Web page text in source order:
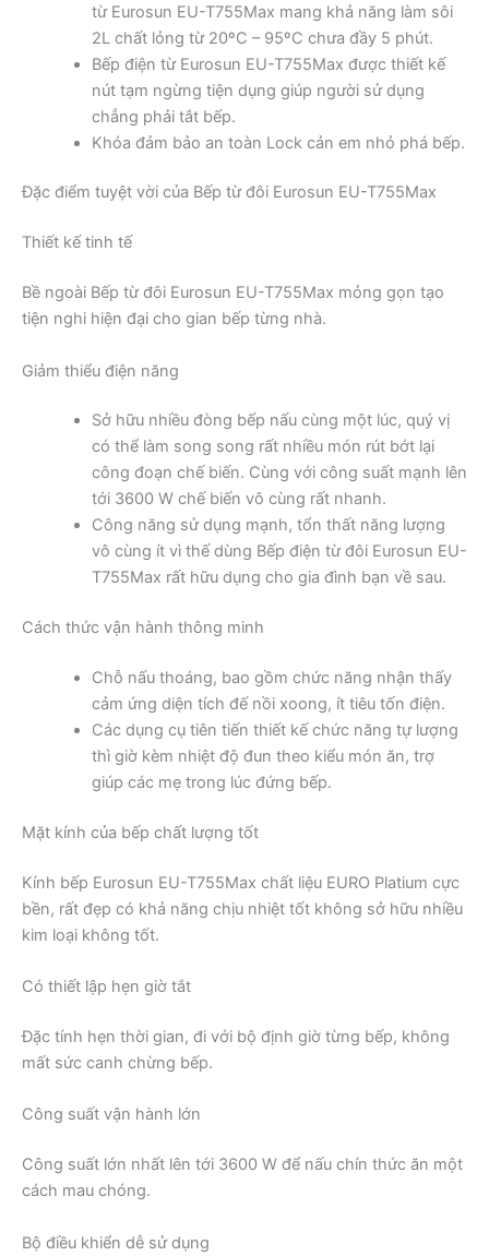
từ Eurosun EU-T755Max mang khả năng làm sôi
2L chất lỏng từ 20ºC – 95ºC chưa đầy 5 phút.
Bếp điện từ Eurosun EU-T755Max được thiết kế
nút tạm ngừng tiện dụng giúp người sử dụng
chẳng phải tắt bếp.
Khóa đảm bảo an toàn Lock cản em nhỏ phá bếp.
Đặc điểm tuyệt vời của Bếp từ đôi Eurosun EU-T755Max
Thiết kế tinh tế
Bề ngoài Bếp từ đôi Eurosun EU-T755Max mỏng gọn tạo
tiện nghi hiện đại cho gian bếp từng nhà.
Giảm thiểu điện năng
Sở hữu nhiều đòng bếp nấu cùng một lúc, quý vị
có thể làm song song rất nhiều món rút bớt lại
công đoạn chế biến. Cùng với công suất mạnh lên
tới 3600 W chế biến vô cùng rất nhanh.
Công năng sử dụng mạnh, tổn thất năng lượng
vô cùng ít vì thế dùng Bếp điện từ đôi Eurosun EU-
T755Max rất hữu dụng cho gia đình bạn về sau.
Cách thức vận hành thông minh
Chỗ nấu thoáng, bao gồm chức năng nhận thấy
cảm ứng diện tích đế nồi xoong, ít tiêu tốn điện.
Các dụng cụ tiên tiến thiết kế chức năng tự lượng
thì giờ kèm nhiệt độ đun theo kiểu món ăn, trợ
giúp các mẹ trong lúc đứng bếp.
Mặt kính của bếp chất lượng tốt
Kính bếp Eurosun EU-T755Max chất liệu EURO Platium cực
bền, rất đẹp có khả năng chịu nhiệt tốt không sở hữu nhiều
kim loại không tốt.
Có thiết lập hẹn giờ tắt
Đặc tính hẹn thời gian, đi với bộ định giờ từng bếp, không
mất sức canh chừng bếp.
Công suất vận hành lớn
Công suất lớn nhất lên tới 3600 W để nấu chín thức ăn một
cách mau chóng.
Bộ điều khiển dễ sử dụng